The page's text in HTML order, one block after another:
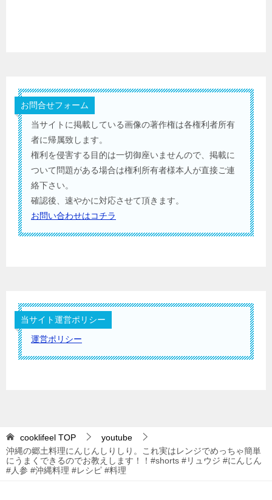
お問合せフォーム
当サイトに掲載している画像の著作権は各権利者所有
者に帰属致します。
権利を侵害する目的は一切御座いませんので、掲載に
ついて問題がある場合は権利所有者様本人が直接ご連
絡下さい。
確認後、速やかに対応させて頂きます。
お問い合わせはコチラ
当サイト運営ポリシー
運営ポリシー
cooklifeel TOP
youtube
沖縄の郷土料理にんじんしりしり。これ実はレンジでめっちゃ簡単
にうまくできるのでお教えします！！#shorts #リュウジ #にんじん
#人参 #沖縄料理 #レシピ #料理